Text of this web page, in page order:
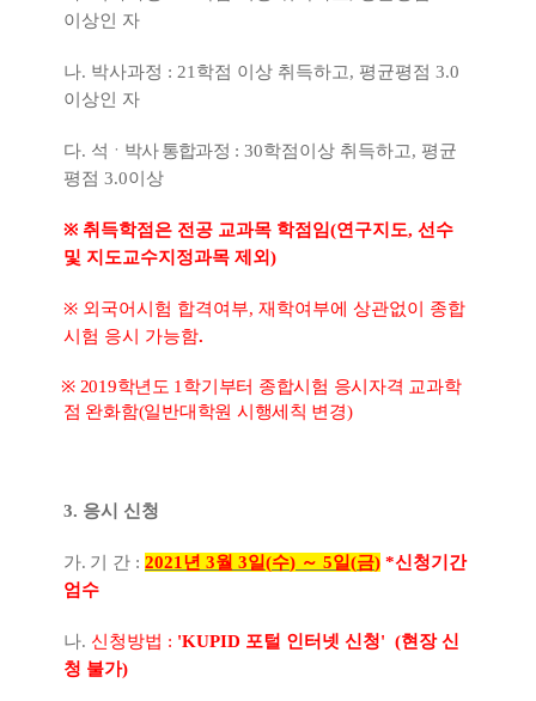
이상인 자
나. 박사과정 : 21학점 이상 취득하고, 평균평점 3.0
이상인 자
다. 석 ㆍ 박사 통합과정 : 30학점이상 취득하고, 평균
평점 3.0이상
※ 취득학점은 전공 교과목 학점임(연구지도, 선수
및 지도교수지정과목 제외)
※ 외국어시험 합격여부, 재학여부에 상관없이 종합
시험 응시 가능함.
※ 2019학년도 1학기부터 종합시험 응시자격 교과학
점 완화함(일반대학원 시행세칙 변경)
3. 응시 신청
가. 기 간 : 2021년 3월 3일(수) ～ 5일(금) *신청기간
엄수
나. 신청방법 : 'KUPID 포털 인터넷 신청' (현장 신
청 불가)